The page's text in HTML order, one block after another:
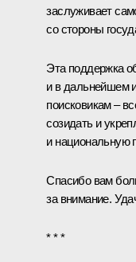
заслуживает
со стороны
Эта поддержка
и в дальнейшем
поисковикам –
созидать и
и национальную
Спасибо вам
за внимание.
* * *